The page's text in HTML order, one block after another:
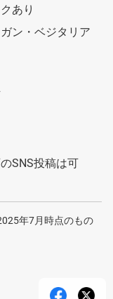
あり
ン・ベジタリア
SNS投稿は可
年7月時点のもの